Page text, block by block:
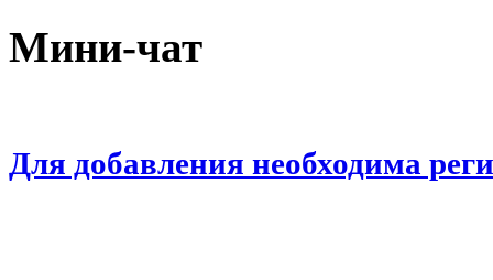
Мини-чат
Для добавления необходима